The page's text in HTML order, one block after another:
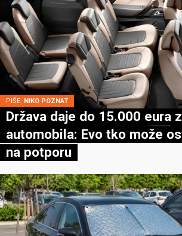
PIŠE: NIKO POZNAT
Država daje do 15.000 eura
automobila: Evo tko može
na potporu